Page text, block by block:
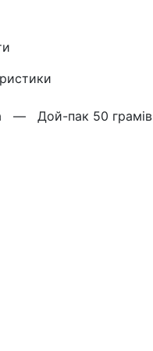
— Дой-пак 50 грамів